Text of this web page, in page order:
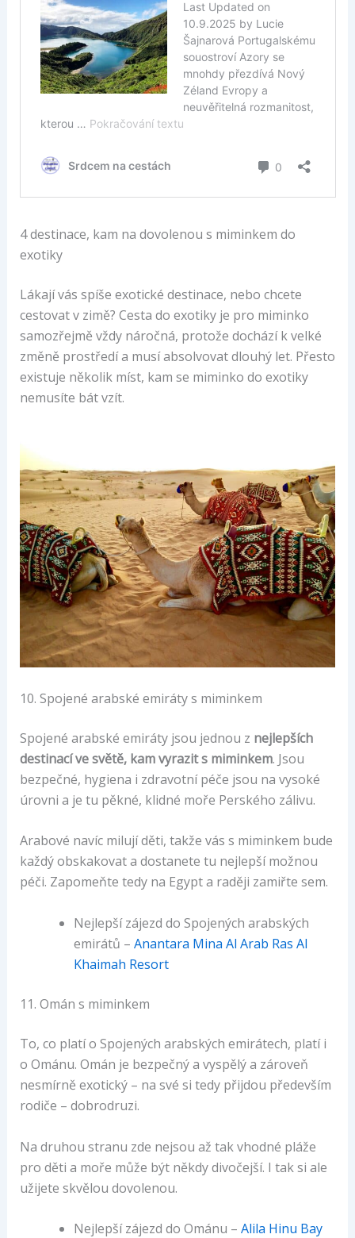
4 destinace, kam na dovolenou s miminkem do
exotiky
Lákají vás spíše exotické destinace, nebo chcete
cestovat v zimě? Cesta do exotiky je pro miminko
samozřejmě vždy náročná, protože dochází k velké
změně prostředí a musí absolvovat dlouhý let. Přesto
existuje několik míst, kam se miminko do exotiky
nemusíte bát vzít.
10. Spojené arabské emiráty s miminkem
Spojené arabské emiráty jsou jednou z nejlepších
destinací ve světě, kam vyrazit s miminkem. Jsou
bezpečné, hygiena i zdravotní péče jsou na vysoké
úrovni a je tu pěkné, klidné moře Perského zálivu.
Arabové navíc milují děti, takže vás s miminkem bude
každý obskakovat a dostanete tu nejlepší možnou
péči. Zapomeňte tedy na Egypt a raději zamiřte sem.
Nejlepší zájezd do Spojených arabských
emirátů – Anantara Mina Al Arab Ras Al
Khaimah Resort
11. Omán s miminkem
To, co platí o Spojených arabských emirátech, platí i
o Ománu. Omán je bezpečný a vyspělý a zároveň
nesmírně exotický – na své si tedy přijdou především
rodiče – dobrodruzi.
Na druhou stranu zde nejsou až tak vhodné pláže
pro děti a moře může být někdy divočejší. I tak si ale
užijete skvělou dovolenou.
Nejlepší zájezd do Ománu – Alila Hinu Bay